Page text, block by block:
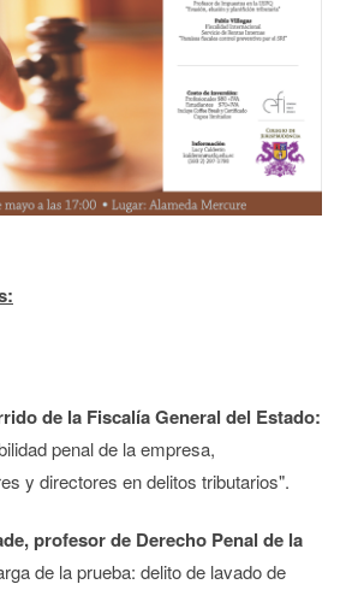
de la Fiscalía General del Estado:
penal de la empresa,
y directores en delitos tributarios".
profesor de Derecho Penal de la
de la prueba: delito de lavado de